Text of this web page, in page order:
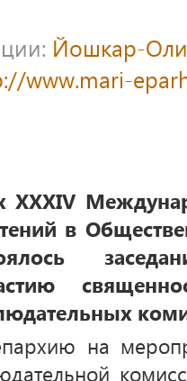
Йошкар-
www.mari-
XXXIV
в
на